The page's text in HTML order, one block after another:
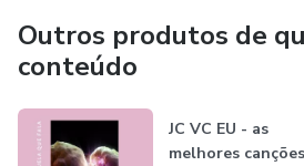
Outros produtos de
conteúdo
JC VC EU - as
melhores canções